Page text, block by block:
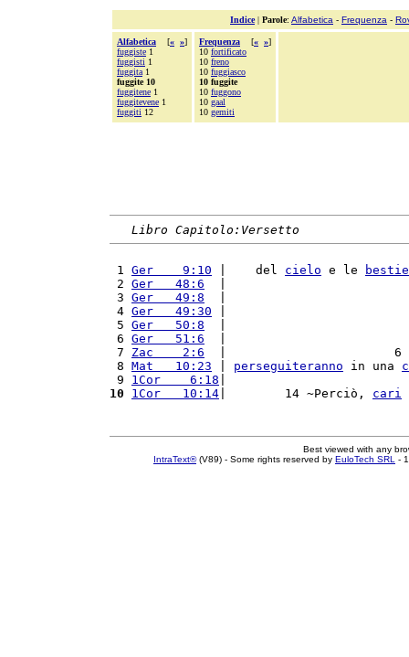
Indice| Parole: Alfabetica - Frequenza -
Alfabetica [« »]
fuggiste 1
fuggisti 1
fuggita 1
fuggite 10
fuggitene 1
fuggitevene 1
fuggiti 12
Frequenza [« »]
10 fortificato
10 freno
10 fuggiasco
10 fuggite
10 fuggono
10 gaal
10 gemiti
Libro Capitolo:Versetto
1 Ger    9:10 |    del cielo e le
bestie
2 Ger   48:6
3 Ger   49:8
4 Ger   49:30
5 Ger   50:8
6 Ger   51:6
7 Zac    2:6
|                       6
8 Mat   10:23 perseguiteranno in una
9 1Cor    6:18
10
1Cor   10:14 |        14 ~Perciò, cari
Best viewed with any
IntraText®(V89) - Some rights reserved by EuloTech SRL -